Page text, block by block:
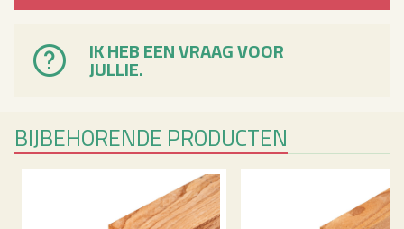
IK HEB EEN VRAAG VOOR
JULLIE.
BIJ­BE­HO­REN­DE PRO­DUC­TEN